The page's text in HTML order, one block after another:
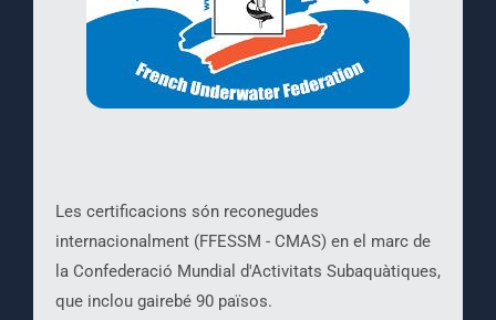
Les certificacions són reconegudes
internacionalment (FFESSM - CMAS) en el marc de
la Confederació Mundial d'Activitats Subaquàtiques,
que inclou gairebé 90 països.